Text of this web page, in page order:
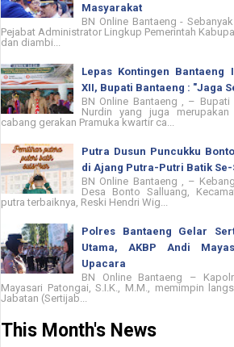
Masyarakat
BN Online Bantaeng -
Pejabat Administrator Lingkup Pemerintah
dan diambi...
Lepas Kontingen Bantaeng
XII, Bupati Bantaeng : "Jaga
BN Online Bantaeng , – Bupati
Nurdin yang juga
cabang gerakan Pramuka kwartir ca...
Putra Dusun Puncukku
di Ajang Putra-Putri Batik
BN Online Bantaeng , –
Desa Bonto Salluang,
putra terbaiknya, Reski Hendri Wig...
Polres Bantaeng Gelar
Utama, AKBP Andi
Upacara
BN Online Bantaeng –
Mayasari Patongai, S.I.K., M.M., memimpin
Jabatan (Sertijab...
This Month's News